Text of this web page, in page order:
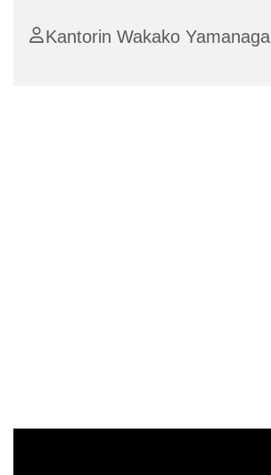
Kantorin Wakako Yamanaga